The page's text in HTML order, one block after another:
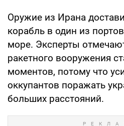
Оружие из Ирана
корабль в один из
море. Эксперты
ракетного вооружения
моментов, потому что
оккупантов поражать
больших расстояний.